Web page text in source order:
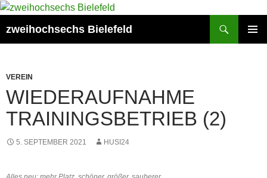
Zum
springen
zweihochsechs Bielefeld
VEREIN
WIEDERAUFNAHME
TRAININGSBETRIEB (2)
5. SEPTEMBER 2021 HUSI24